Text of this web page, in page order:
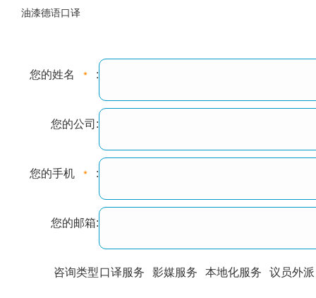
油漆德语口译
您的姓名 :
您的公司:
您的手机 :
您的邮箱:
咨询类型口译服务 影媒服务 本地化服务 议员外派